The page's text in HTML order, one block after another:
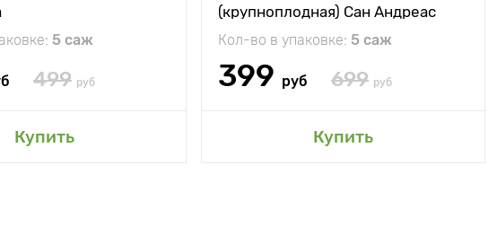
5 саж
499 руб
Купить
(крупноплодная) Сан Андреас
Кол-во в упаковке: 5 саж
399 руб 699 руб
Купить